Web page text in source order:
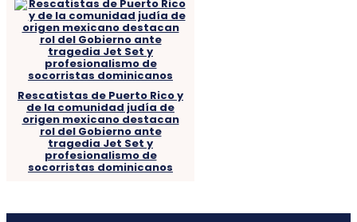
Rescatistas de Puerto Rico y
de la comunidad judía de
origen mexicano destacan
rol del Gobierno ante
tragedia Jet Set y
profesionalismo de
socorristas dominicanos